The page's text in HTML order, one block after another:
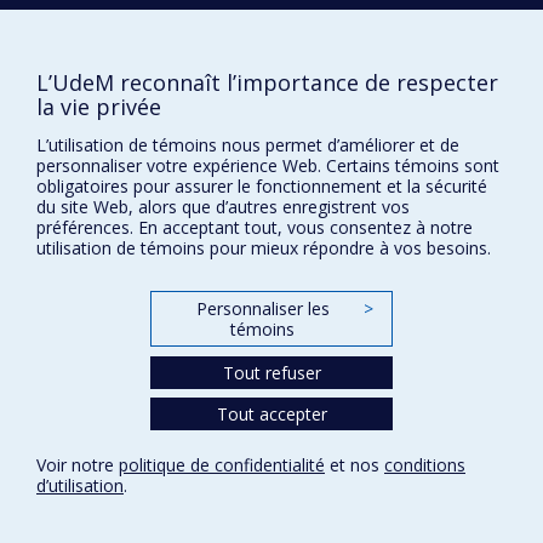
BESOIN D'AIDE?
Plan du site
Signaler une erreur
Accessibilité
FACULTÉ DES ARTS ET DES SCIENCES
Paramètres des témoins
L’UdeM reconnaît l’importance de respecter
la vie privée
L’utilisation de témoins nous permet d’améliorer et de
personnaliser votre expérience Web. Certains témoins sont
obligatoires pour assurer le fonctionnement et la sécurité
du site Web, alors que d’autres enregistrent vos
préférences. En acceptant tout, vous consentez à notre
utilisation de témoins pour mieux répondre à vos besoins.
Personnaliser les
témoins
>
Tout refuser
Tout accepter
Voir notre politique de confidentialité et nos conditions
d’utilisation.